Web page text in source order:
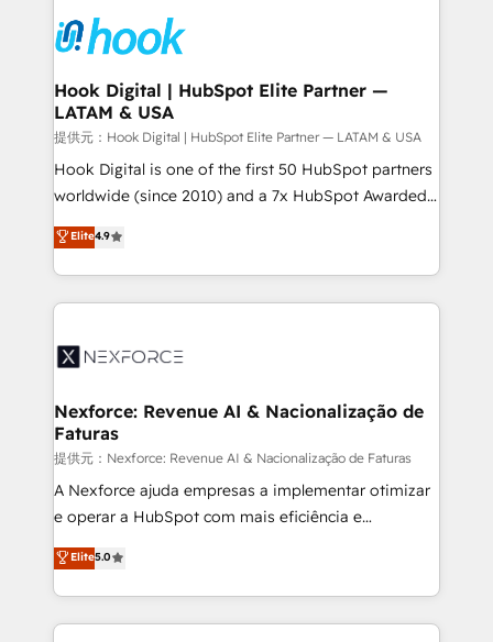
move beyond spreadsheets into unified systems
that drive real business results.
Onboarding - Data Migration & Integrations -
Technical Audit & Optimization Strategic Solutions: -
Revenue Operations - Inbound Marketing -
Outbound Marketing - HubSpot CMS Website
Design & Development We empower our clients to
reach their full potential by providing transparent,
relationship-driven support. With over 300 HubSpot
technical know-how and strategic guidance you
need to succeed.
Hook Digital | HubSpot Elite Partner —
LATAM & USA
提供元：Hook Digital | HubSpot Elite Partner — LATAM & USA
Hook Digital is one of the first 50 HubSpot partners
worldwide (since 2010) and a 7x HubSpot Awarded
Elite Partner. With 500+ projects across the U.S.,
Brazil, and LATAM, we combine global expertise with
regional experience. Today, we are Brazil’s largest
HubSpot Elite Partner—trusted by companies across
Implementation & Migration Onboarding across all
Station, Freshdesk, Intercom, and more. Custom
objects, automations, and integrations built for
growth. 🚀 AI-Driven GTM Orchestration Unify
HubSpot with LinkedIn, WhatsApp, email, paid
media, and AI voice to drive pipeline. 🤖 AI Custom
prospecting, follow-ups, service triage, and
knowledge retrieval—built in HubSpot. ⚡ Fast-Track
Elite4.9
Nexforce: Revenue AI & Nacionalização de
Faturas
提供元：Nexforce: Revenue AI & Nacionalização de Faturas
A Nexforce ajuda empresas a implementar otimizar
e operar a HubSpot com mais eficiência e
previsibilidade de receita. Combinamos Revenue
Operations (RevOps) e Inteligência Artificial para
estruturar processos integrar sistemas organizar
dados e automatizar operações. O objetivo é
Elite5.0